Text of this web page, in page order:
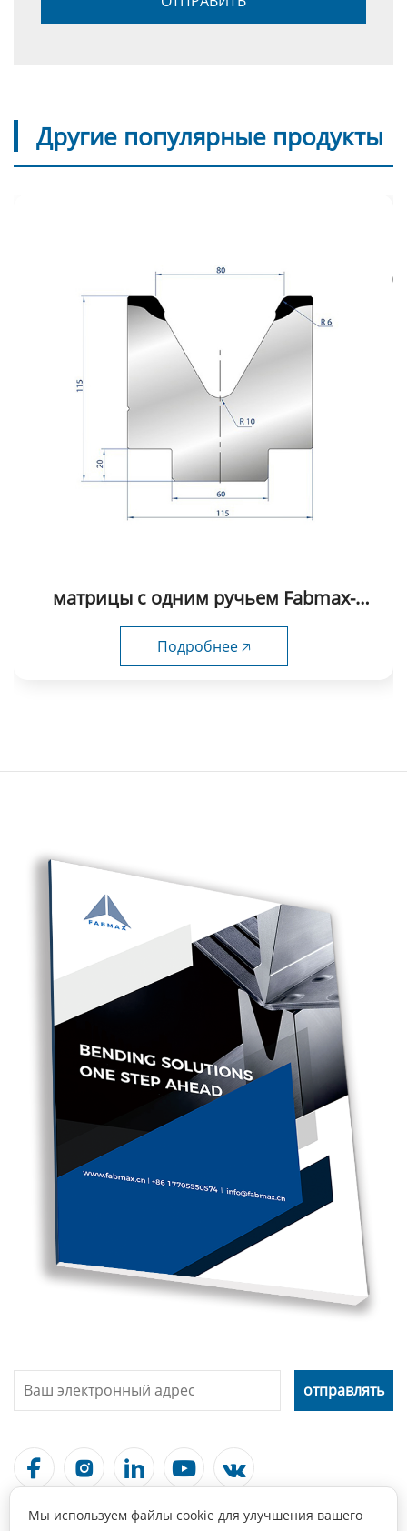
Другие популярные продукты
матрицы с одним ручьем Fabmax-
Подробнее 🡥
    
Мы используем файлы cookie для улучшения вашего